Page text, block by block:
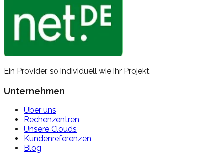
Ein Provider, so individuell wie Ihr Projekt.
Unternehmen
Über uns
Rechenzentren
Unsere Clouds
Kundenreferenzen
Blog